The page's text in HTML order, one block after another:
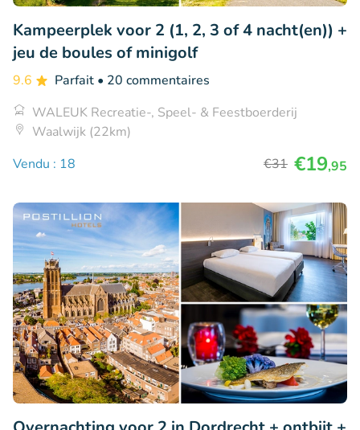
Kampeerplek voor 2 (1, 2, 3 of 4 nacht(en)) +
jeu de boules of minigolf
9.6 Parfait • 20 commentaires
WALEUK Recreatie-, Speel- & Feestboerderij
Waalwijk (22km)
Vendu : 18
€31 €19,95